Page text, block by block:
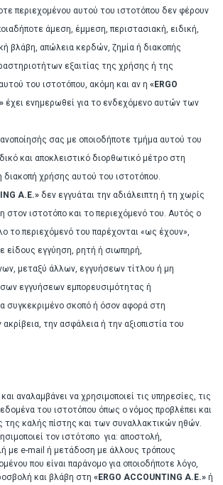
περιεχομένου αυτού του ιστοτόπου δεν φέρουν
άμεση, έμμεση, περιστασιακή, ειδική,
βλάβη, απώλεια κερδών, ζημία ή διακοπής
εξαιτίας της χρήσης ή της
του ιστοτόπου, ακόμη και αν η «ERGO
έχει ενημερωθεί για το ενδεχόμενο αυτών των
σας με οποιοδήποτε τμήμα αυτού του
και αποκλειστικό διορθωτικό μέτρο στη
διακοπή χρήσης αυτού του ιστοτόπου.
A.E.» δεν εγγυάται την αδιάλειπτη ή τη χωρίς
στον ιστοτόπο και το περιεχόμενό του. Αυτός ο
το περιεχόμενό του παρέχονται «ως έχουν»,
είδους εγγύηση, ρητή ή σιωπηρή,
μεταξύ άλλων, εγγυήσεων τίτλου ή μη
εγγυήσεων εμπορευσιμότητας ή
συγκεκριμένο σκοπό ή όσον αφορά στη
την ασφάλεια ή την αξιοπιστία του
αναλαμβάνει να χρησιμοποιεί τις υπηρεσίες, τις
του ιστοτόπου όπως ο νόμος προβλέπει και
της καλής πίστης και των συναλλακτικών ηθών.
τον ιστότοπο για: αποστολή,
με e-mail ή μετάδοση με άλλους τρόπους
που είναι παράνομο για οποιοδήποτε λόγο,
και βλάβη στη «ERGO ACCOUNTING A.E.»ή